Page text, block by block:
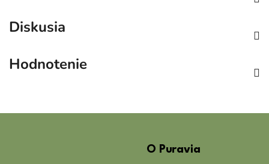
Diskusia
Hodnotenie
O Puravia